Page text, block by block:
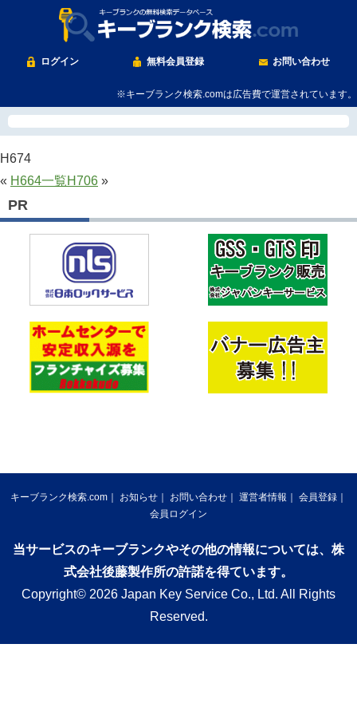
ログイン 無料会員登録 お問い合わせ
※キーブランク検索.comは広告費で運営されています。
H674
« H664一覧H706 »
PR
キーブランク検索.com お知らせ お問い合わせ 運営者情報
会員登録
会員ログイン
当サービスのキーブランクやその他の情報については、株
式会社後藤製作所の許諾を得ています。
Copyright© 2026 Japan Key Service Co., Ltd. All Rights
Reserved.